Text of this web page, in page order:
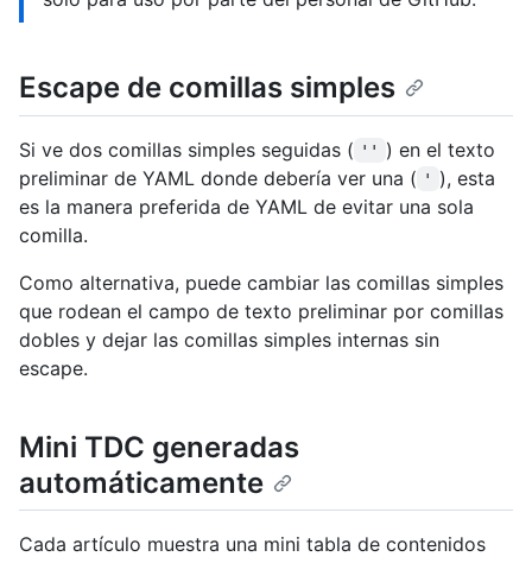
Escape de comillas simples
Si ve dos comillas simples seguidas ( ''
) en el texto
preliminar de YAML donde debería ver una ( '
), esta
es la manera preferida de YAML de evitar una sola
comilla.
Como alternativa, puede cambiar las comillas simples
que rodean el campo de texto preliminar por comillas
dobles y dejar las comillas simples internas sin
escape.
Mini TDC generadas
automáticamente
Cada artículo muestra una mini tabla de contenidos